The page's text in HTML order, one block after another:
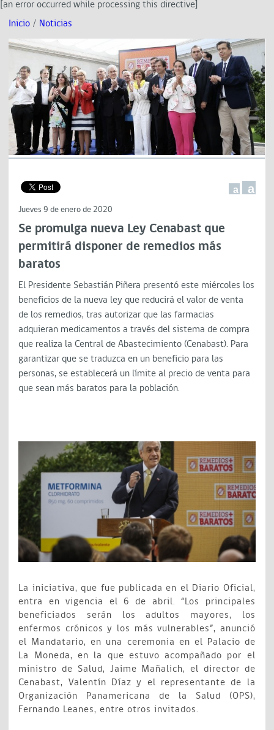
[an error occurred while processing this directive]
Inicio / Noticias
a a
Jueves 9 de enero de 2020
Se promulga nueva Ley Cenabast que
permitirá disponer de remedios más
baratos
El Presidente Sebastián Piñera presentó este miércoles los
beneficios de la nueva ley que reducirá el valor de venta
de los remedios, tras autorizar que las farmacias
adquieran medicamentos a través del sistema de compra
que realiza la Central de Abastecimiento (Cenabast). Para
garantizar que se traduzca en un beneficio para las
personas, se establecerá un límite al precio de venta para
que sean más baratos para la población.
La iniciativa, que fue publicada en el Diario Oficial,
entra en vigencia el 6 de abril. “Los principales
beneficiados serán los adultos mayores, los
enfermos crónicos y los más vulnerables”, anunció
el Mandatario, en una ceremonia en el Palacio de
La Moneda, en la que estuvo acompañado por el
ministro de Salud, Jaime Mañalich, el director de
Cenabast, Valentín Díaz y el representante de la
Organización Panamericana de la Salud (OPS),
Fernando Leanes, entre otros invitados.